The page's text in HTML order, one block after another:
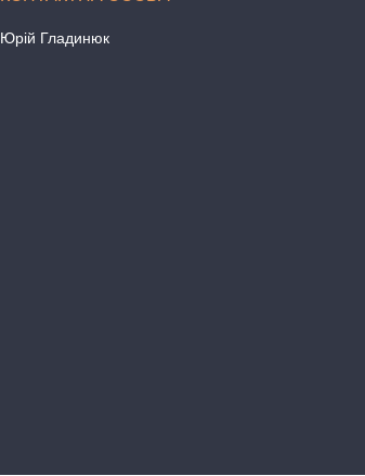
Юрій Гладинюк